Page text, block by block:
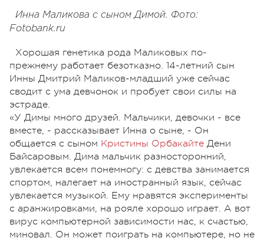
Инна Маликова с сыном Димой. Фото:
Fotobank.ru
Хорошая генетика рода Маликовых по-
прежнему работает безотказно. 14-летний сын
Инны Дмитрий Маликов-младший уже сейчас
сводит с ума девчонок и пробует свои силы на
эстраде.
«У Димы много друзей. Мальчики, девочки - все
вместе, - рассказывает Инна о сыне, - Он
общается с сыном Кристины Орбакайте Дени
Байсаровым. Дима мальчик разносторонний,
увлекается всем понемногу: с девства занимается
спортом, налегает на иностранный язык, сейчас
увлекается музыкой. Ему нравятся эксперименты
с аранжировками, на рояле хорошо играет. А вот
вирус компьютерной зависимости нас, к счастью,
миновал. Он может поиграть на компьютере, но не